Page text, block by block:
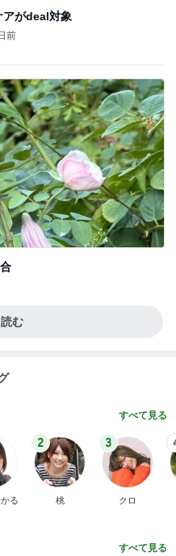
アがdeal対象
前
む
すべて見る
る
2
桃
3
クロ
すべて見る